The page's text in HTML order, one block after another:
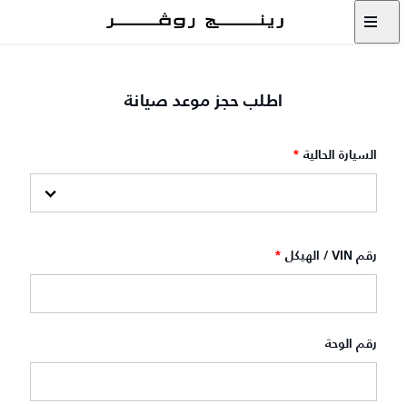
اطلب حجز موعد صيانة
السيارة الحالية *
رقم VIN / الهيكل *
رقم الوحة